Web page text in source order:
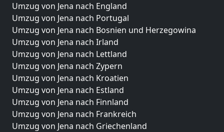
Umzug von Jena nach England
Umzug von Jena nach Portugal
Umzug von Jena nach Bosnien und Herzegowina
Umzug von Jena nach Irland
Umzug von Jena nach Lettland
Umzug von Jena nach Zypern
Umzug von Jena nach Kroatien
Umzug von Jena nach Estland
Umzug von Jena nach Finnland
Umzug von Jena nach Frankreich
Umzug von Jena nach Griechenland